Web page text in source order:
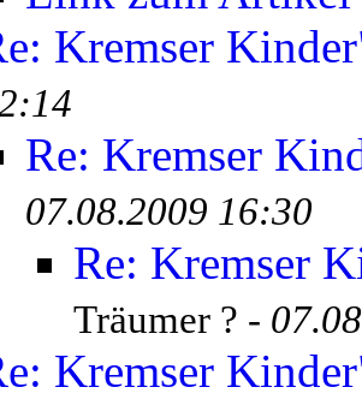
Kremser
Re: Kremser
07.08.2009 16:30
Re: Kremser
Träumer ? -
Kremser